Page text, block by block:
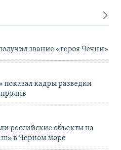
звание «героя Чечни»
показал кадры разведки
российские объекты на
в Черном море